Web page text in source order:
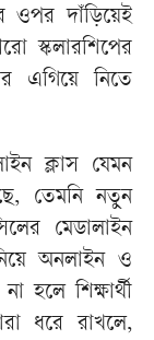
ওপর দাঁড়িয়েই
স্কলারশিপের
এগিয়ে নিতে
ক্লাস যেমন
তেমনি নতুন
মেডালাইন
অনলাইন ও
হলে শিক্ষার্থী
ধরে রাখলে,